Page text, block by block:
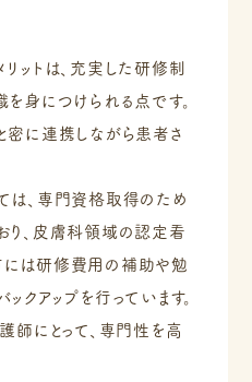
ットは、充実した研修制
身につけられる点です。
密に連携しながら患者さ
は、専門資格取得のため
り、皮膚科領域の認定看
は研修費用の補助や勉
クアップを行っています。
師にとって、専門性を高